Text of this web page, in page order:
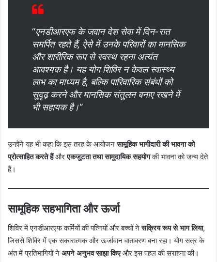
“एनडीआरएफ के जवान देश सेवा में दिन-रात
समर्पित रहते हैं, ऐसे में उनके परिवारों का मानसिक
और शारीरिक रूप से स्वस्थ रहना अत्यंत
आवश्यक है। यह योग शिविर न केवल स्वास्थ्य
लाभ का माध्यम है, बल्कि पारिवारिक संबंधों को
सुदृढ़ करने और मानसिक संतुलन बनाए रखने में
भी सहायक है।“
उन्होंने यह भी कहा कि इस तरह के आयोजनसामूहिक भागीदारी की भावना को
प्रोत्साहित करते हैंऔरएकजुटता तथा सामुदायिक सहयोगकी भावना को जन्म देते
हैं।
सामूहिक सहभागिता और ऊर्जा
शिविर में एनडीआरएफ कर्मियों की पत्नियों और बच्चों नेसक्रिय रूप से भाग लिया,
जिससे शिविर में एक सकारात्मक और ऊर्जावान वातावरण बना रहा। योग सत्र के
अंत में प्रतिभागियों ने अपने अनुभव साझा किएऔर इस पहल की सराहना की।